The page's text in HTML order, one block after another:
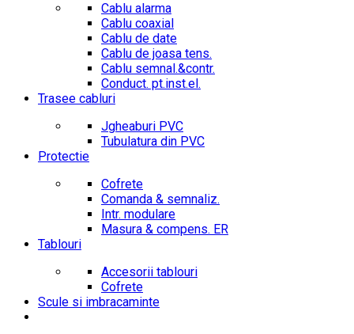
Cablu alarma
Cablu coaxial
Cablu de date
Cablu de joasa tens.
Cablu semnal.&contr.
Conduct. pt.inst.el.
Trasee cabluri
Jgheaburi PVC
Tubulatura din PVC
Protectie
Cofrete
Comanda & semnaliz.
Intr. modulare
Masura & compens. ER
Tablouri
Accesorii tablouri
Cofrete
Scule si imbracaminte